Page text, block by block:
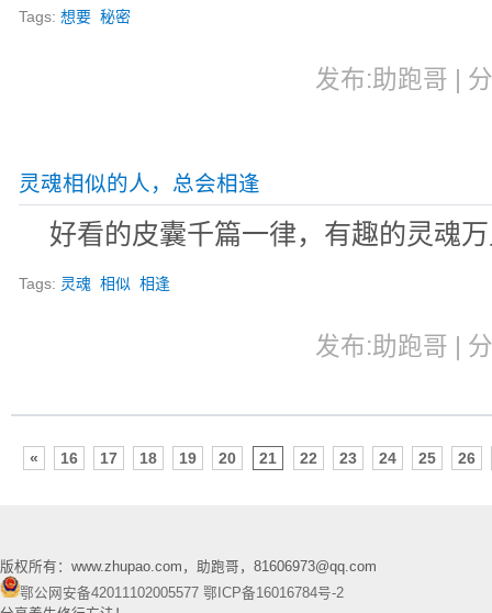
Tags:想要 秘密
发布:助跑哥 |
灵魂相似的人，总会相逢
好看的皮囊千篇一律，有趣的灵魂
Tags: 灵魂 相似 相逢
发布:助跑哥 |
« 16 17 18 19 20 21 22 23 24 25 26
版权所有：www.zhupao.com，助跑哥，81606973@qq.com
鄂公网安备42011102005577 鄂ICP备16016784号-2